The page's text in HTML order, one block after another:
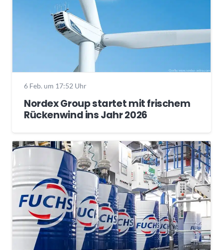
6 Feb. um 17:52 Uhr
Nordex Group startet mit frischem
Rückenwind ins Jahr 2026